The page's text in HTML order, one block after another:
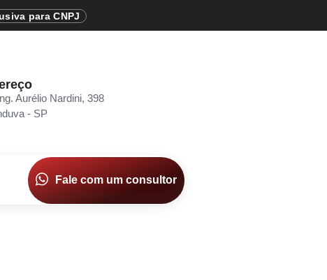
para CNPJ
Aurélio Nardini, 398
- SP
Fale com um consultor